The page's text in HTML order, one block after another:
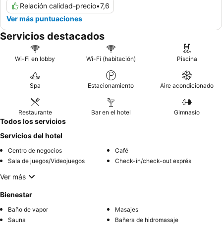
Relación calidad-precio•7,6
Ver más puntuaciones
Servicios destacados
Wi-Fi en lobby Wi-Fi (habitación) Piscina
Spa Estacionamiento Aire acondicionado
Restaurante Bar en el hotel Gimnasio
Todos los servicios
Servicios del hotel
Centro de negocios
Café
Sala de juegos/Videojuegos
Check-in/check-out exprés
Ver más
Bienestar
Baño de vapor
Masajes
Sauna
Bañera de hidromasaje